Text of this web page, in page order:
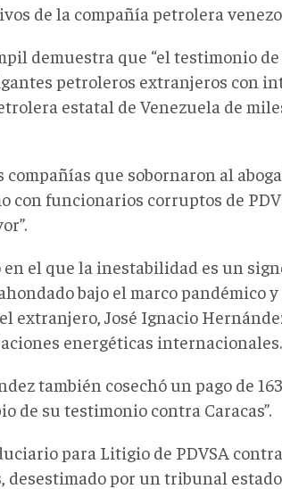
de la compañía petrolera
demuestra que “el testimonio
petroleros extranjeros con
estatal de Venezuela de
que sobornaron al
con funcionarios corruptos de
el que la inestabilidad es un
bajo el marco pandémico
extranjero, José Ignacio
energéticas internacionales.
también cosechó un pago de
de su testimonio contra Caracas”.
para Litigio de PDVSA
desestimado por un tribunal